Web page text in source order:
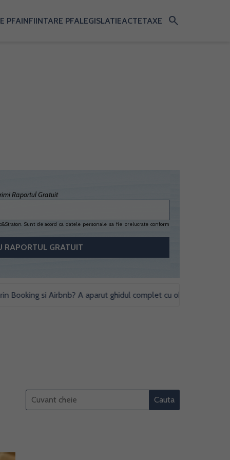
PFAINFIINTARE PFALEGISLATIEACTETAXE search
Raportul Gratuit
Sunt de acord ca datele personale sa fie prelucrate conform
si Airbnb? A aparut ghidul complet cu obligatii fiscale si